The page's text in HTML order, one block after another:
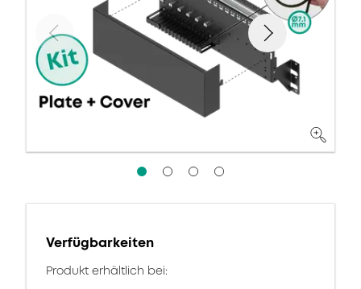
Verfügbarkeiten
Produkt erhältlich bei: